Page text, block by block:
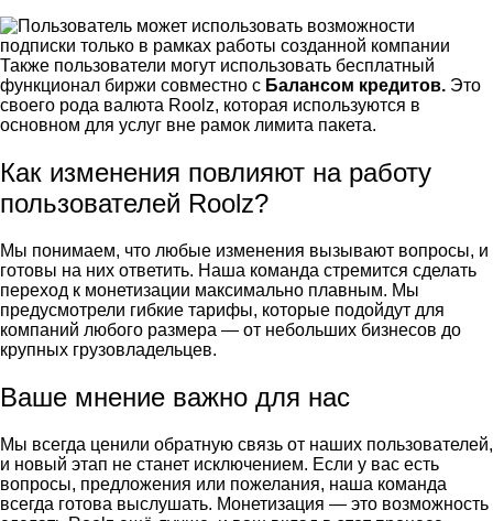
Также пользователи могут использовать бесплатный
функционал биржи совместно с Балансом кредитов. Это
своего рода валюта Roolz, которая используются в
основном для услуг вне рамок лимита пакета.
Как изменения повлияют на работу
пользователей Roolz?
Мы понимаем, что любые изменения вызывают вопросы, и
готовы на них ответить. Наша команда стремится сделать
переход к монетизации максимально плавным. Мы
предусмотрели гибкие тарифы, которые подойдут для
компаний любого размера — от небольших бизнесов до
крупных грузовладельцев.
Ваше мнение важно для нас
Мы всегда ценили обратную связь от наших пользователей,
и новый этап не станет исключением. Если у вас есть
вопросы, предложения или пожелания, наша команда
всегда готова выслушать. Монетизация — это возможность